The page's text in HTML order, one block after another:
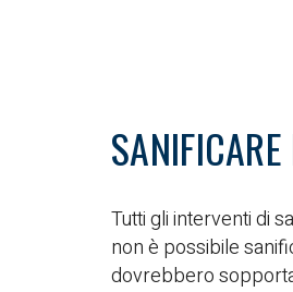
Tutti gli interventi di
non è possibile
dovrebbero